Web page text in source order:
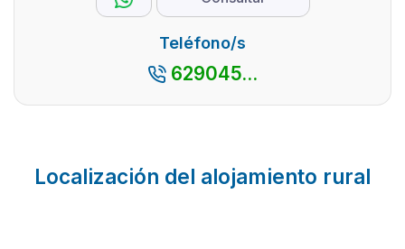
Teléfono/s
629045...
Localización del alojamiento rural